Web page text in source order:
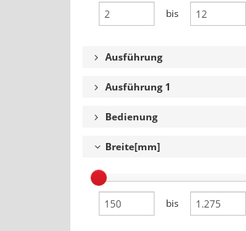
bis
Ausführung
Ausführung 1
Bedienung
Breite[mm]
bis